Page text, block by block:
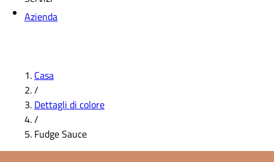
Azienda
Casa
/
Dettagli di colore
/
Fudge Sauce